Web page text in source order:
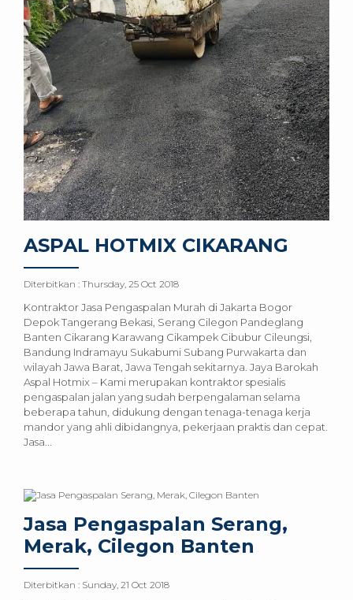
ASPAL HOTMIX CIKARANG
Diterbitkan : Thursday, 25 Oct 2018
Kontraktor Jasa Pengaspalan Murah di Jakarta Bogor
Depok Tangerang Bekasi, Serang Cilegon Pandeglang
Banten Cikarang Karawang Cikampek Cibubur Cileungsi,
Bandung Indramayu Sukabumi Subang Purwakarta dan
wilayah Jawa Barat, Jawa Tengah sekitarnya. Jaya Barokah
Aspal Hotmix – Kami merupakan kontraktor spesialis
pengaspalan jalan yang sudah berpengalaman selama
beberapa tahun, didukung dengan tenaga-tenaga kerja
mandor yang ahli dibidangnya, pekerjaan praktis dan cepat.
Jasa...
Jasa Pengaspalan Serang,
Merak, Cilegon Banten
Diterbitkan : Sunday, 21 Oct 2018